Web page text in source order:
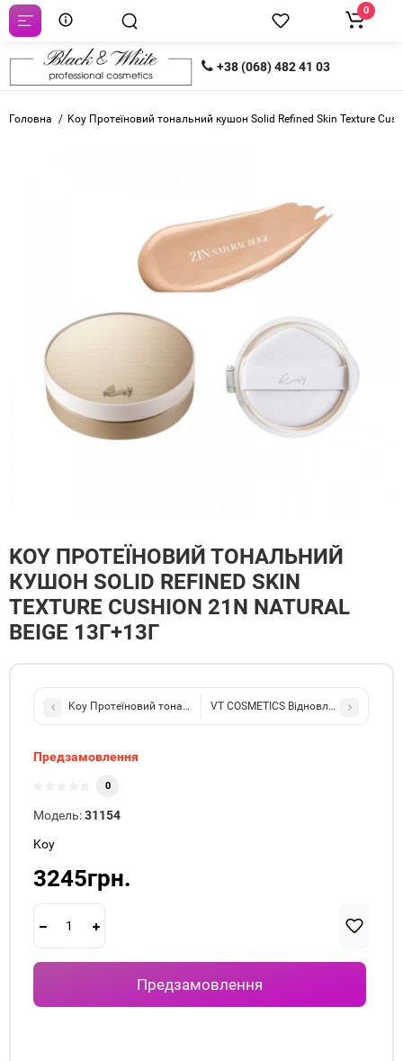
+38 (068) 482 41 03
0
Головна Koy Протеїновий тональний кушон Solid Refined Skin Texture
KOY ПРОТЕЇНОВИЙ ТОНАЛЬНИЙ
КУШОН SOLID REFINED SKIN
TEXTURE CUSHION 21N NATURAL
BEIGE 13Г+13Г
Koy Протеїновий тональний кушон Solid Refined Skin Texture
VT COSMETICS Відновлюючий
Предзамовлення
0
Модель:31154
Koy
3245грн.
Предзамовлення